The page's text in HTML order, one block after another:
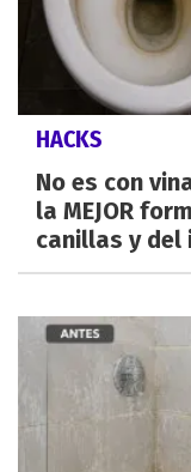
HACKS
No es con
la MEJOR
canillas y del